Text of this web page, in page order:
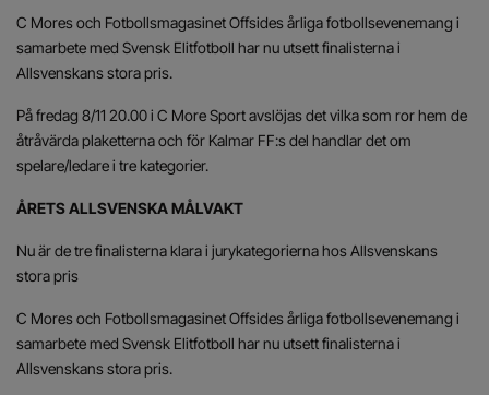
C Mores och Fotbollsmagasinet Offsides årliga fotbollsevenemang i
samarbete med Svensk Elitfotboll har nu utsett finalisterna i
Allsvenskans stora pris.
På fredag 8/11 20.00 i C More Sport avslöjas det vilka som ror hem de
åtråvärda plaketterna och för Kalmar FF:s del handlar det om
spelare/ledare i tre kategorier.
ÅRETS ALLSVENSKA MÅLVAKT
Nu är de tre finalisterna klara i jurykategorierna hos Allsvenskans
stora pris
C Mores och Fotbollsmagasinet Offsides årliga fotbollsevenemang i
samarbete med Svensk Elitfotboll har nu utsett finalisterna i
Allsvenskans stora pris.